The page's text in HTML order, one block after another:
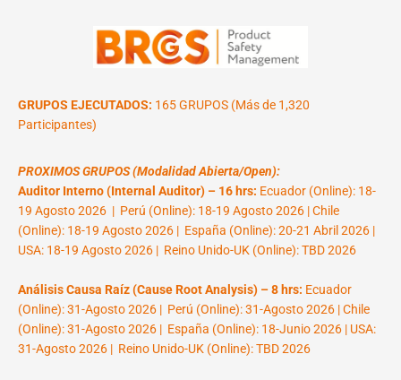
GRUPOS EJECUTADOS: 165 GRUPOS (Más de 1,320
Participantes)
PROXIMOS GRUPOS (Modalidad Abierta/Open):
Auditor Interno (Internal Auditor) – 16 hrs: Ecuador (Online): 18-
19 Agosto 2026 | Perú (Online): 18-19 Agosto 2026 | Chile
(Online): 18-19 Agosto 2026 | España (Online): 20-21 Abril 2026 |
USA: 18-19 Agosto 2026 | Reino Unido-UK (Online): TBD 2026
Análisis Causa Raíz (Cause Root Analysis) – 8 hrs: Ecuador
(Online): 31-Agosto 2026 | Perú (Online): 31-Agosto 2026 | Chile
(Online): 31-Agosto 2026 | España (Online): 18-Junio 2026 | USA:
31-Agosto 2026 | Reino Unido-UK (Online): TBD 2026